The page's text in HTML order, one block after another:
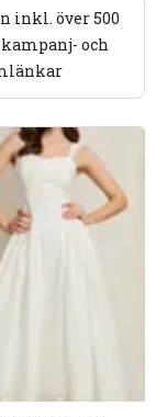
inkl. över 500
och